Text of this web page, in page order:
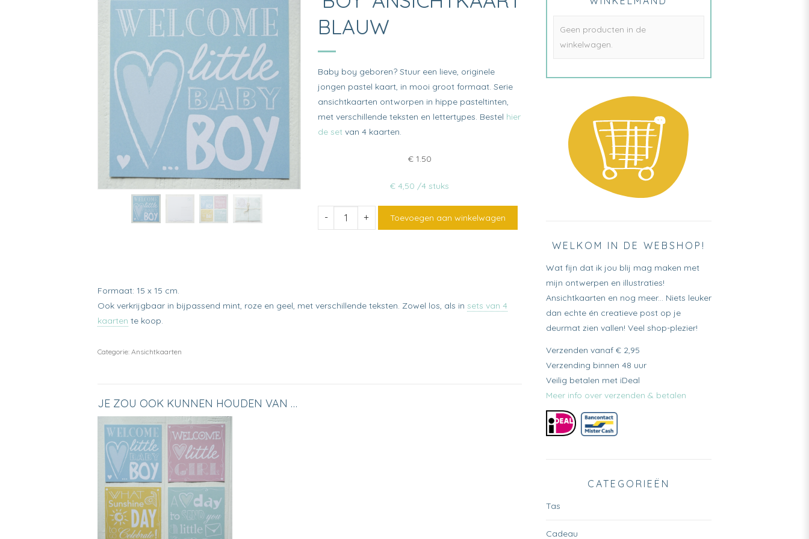
BLAUW
Baby boy geboren? Stuur een lieve, originele
jongen pastel kaart, in mooi groot formaat. Serie
ansichtkaarten ontworpen in hippe pasteltinten,
met verschillende teksten en lettertypes. Bestel hier
de set van 4 kaarten.
€1.50
€ 4,50 /4 stuks
ansichtkaart
Toevoegen aan winkelwagen
Formaat: 15 x 15 cm.
Ook verkrijgbaar in bijpassend mint, roze en geel, met verschillende teksten. Zowel los, als in sets van 4
kaarten te koop.
Categorie: Ansichtkaarten
JE ZOU OOK KUNNEN HOUDEN VAN …
Geen producten in de
winkelwagen.
WELKOM IN DE WEBSHOP!
Wat fijn dat ik jou blij mag maken met
mijn ontwerpen en illustraties!
Ansichtkaarten en nog meer... Niets leuker
dan echte én creatieve post op je
deurmat zien vallen! Veel shop-plezier!
Verzenden vanaf € 2,95
Verzending binnen 48 uur
Veilig betalen met iDeal
Meer info over verzenden & betalen
CATEGORIEËN
Tas
Cadeau